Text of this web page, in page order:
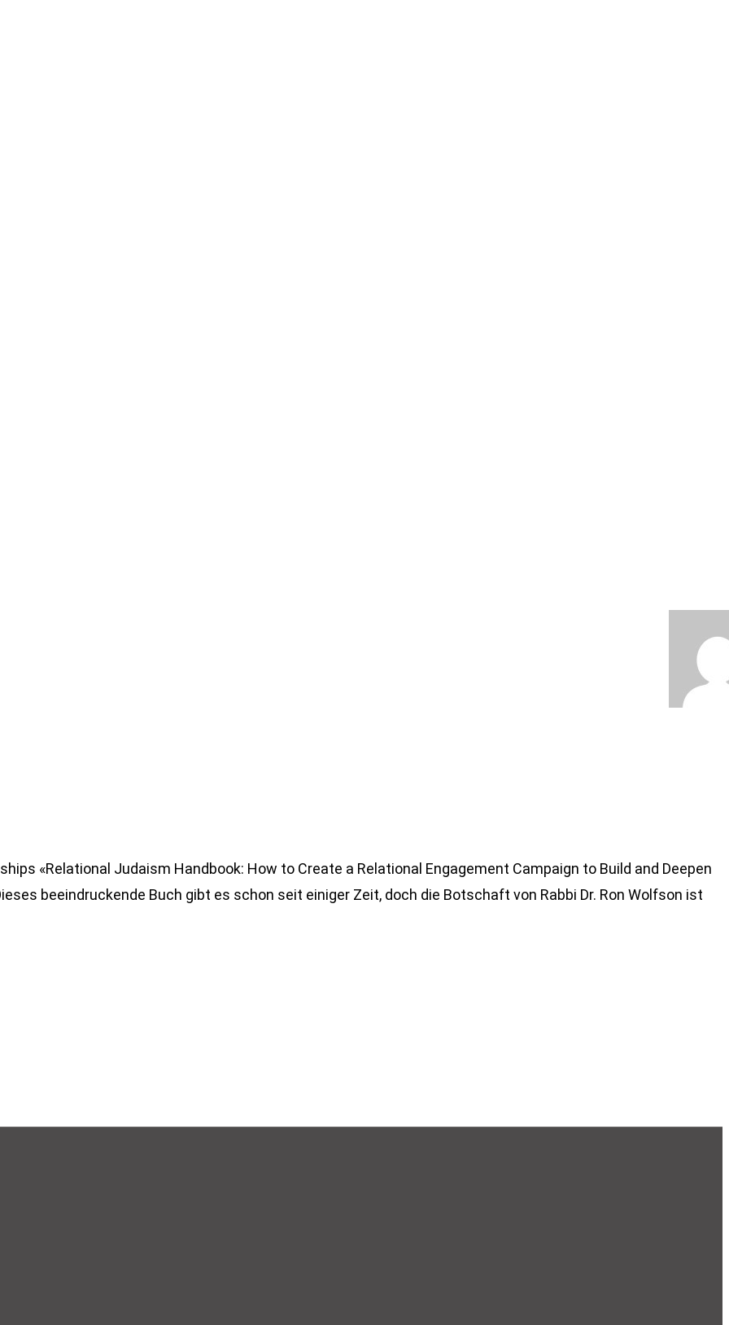
«Relational Judaism Handbook: How to Create a Relational Engagement Campaign to Build and Deepen
beeindruckende Buch gibt es schon seit einiger Zeit, doch die Botschaft von Rabbi Dr. Ron Wolfson ist